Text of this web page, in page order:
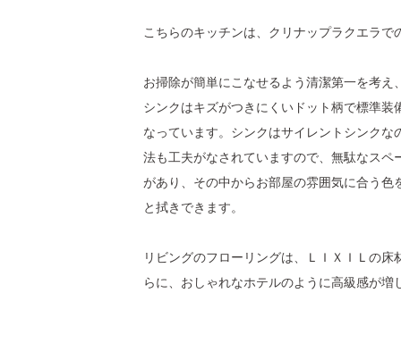
こちらのキッチンは、クリナップラクエラで
お掃除が簡単にこなせるよう清潔第一を考
シンクはキズがつきにくいドット柄で標準装
なっています。シンクはサイレントシンク
法も工夫がなされていますので、無駄なス
があり、その中からお部屋の雰囲気に合う
と拭きできます。
リビングのフローリングは、ＬＩＸＩＬの
らに、おしゃれなホテルのように高級感が増